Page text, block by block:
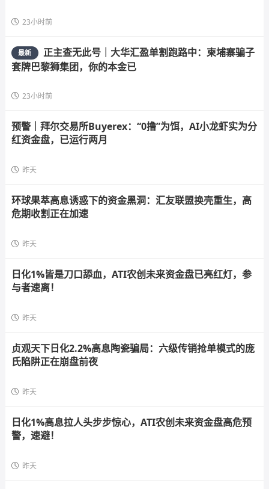
23小时前
最新
正主查无此号｜大华汇盈单割跑路中：柬埔寨骗子
套牌巴黎狮集团，你的本金已
23小时前
预警｜拜尔交易所Buyerex：“0撸”为饵，AI小龙虾实为分
红资金盘，已运行两月
昨天
环球果萃高息诱惑下的资金黑洞：汇友联盟换壳重生，高
危期收割正在加速
昨天
日化1%皆是刀口舔血，ATI农创未来资金盘已亮红灯，参
与者速离！
昨天
贞观天下日化2.2%高息陶瓷骗局：六级传销抢单模式的庞
氏陷阱正在崩盘前夜
昨天
日化1%高息拉人头步步惊心，ATI农创未来资金盘高危预
警，速避！
昨天